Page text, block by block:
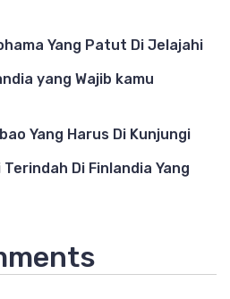
Yang Patut Di Jelajahi
yang Wajib kamu
Yang Harus Di Kunjungi
Di Finlandia Yang